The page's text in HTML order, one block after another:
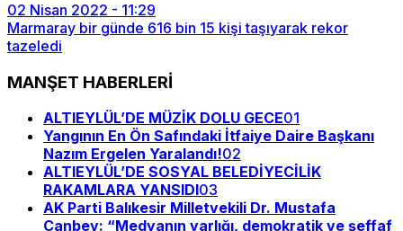
02 Nisan 2022 - 11:29
Marmaray bir günde 616 bin 15 kişi taşıyarak rekor
tazeledi
MANŞET HABERLERİ
ALTIEYLÜL’DE MÜZİK DOLU GECE01
Yangının En Ön Safındaki İtfaiye Daire Başkanı
Nazım Ergelen Yaralandı!02
ALTIEYLÜL’DE SOSYAL BELEDİYECİLİK
RAKAMLARA YANSIDI03
AK Parti Balıkesir Milletvekili Dr. Mustafa
Canbey: “Medyanın varlığı, demokratik ve şeffaf